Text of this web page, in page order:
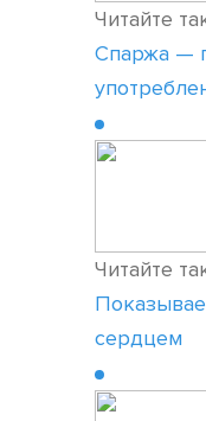
Читайте
Спаржа —
Читайте
сердцем